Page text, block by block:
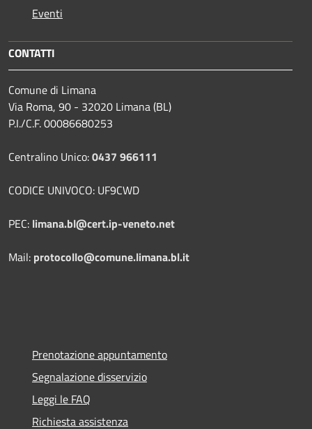
Eventi
CONTATTI
Comune di Limana
Via Roma, 90 - 32020 Limana (BL)
P.I./C.F. 00086680253
Centralino Unico:0437 966111
CODICE UNIVOCO: UF9CWD
PEC: limana.bl@cert.ip-veneto.net
Mail: protocollo@comune.limana.bl.it
Prenotazione appuntamento
Segnalazione disservizio
Leggi le FAQ
Richiesta assistenza